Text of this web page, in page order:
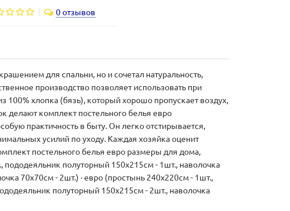
0 отзывов
для спальни, но и сочетал натуральность,
производство позволяет использовать при
100% хлопка (бязь), который хорошо пропускает воздух,
делают комплект постельного белья евро
практичность в быту. Он легко отстирывается,
усилий по уходу. Каждая хозяйка оценит
постельного белья евро размеры для дома,
пододеяльник полуторный 150х215см - 1шт., наволочка
70х70см - 2шт.) · евро (простынь 240х220см - 1шт.,
полуторный 150х215см - 2шт., наволочка